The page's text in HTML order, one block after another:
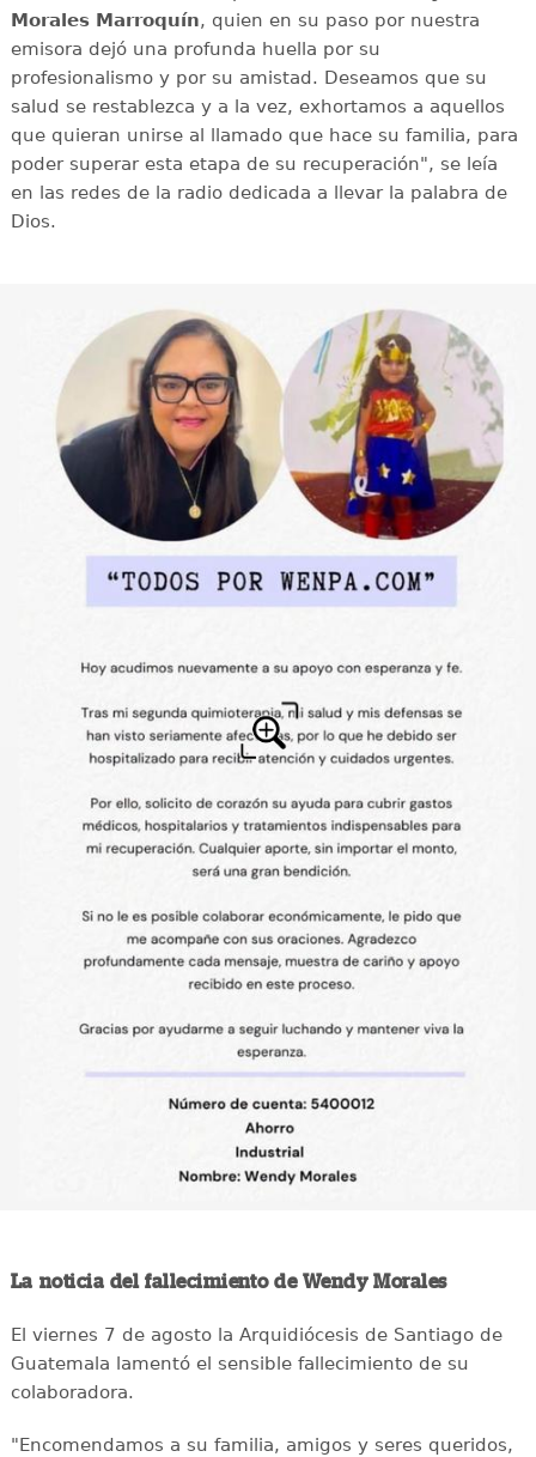
Morales Marroquín, quien en su paso por nuestra
emisora dejó una profunda huella por su
profesionalismo y por su amistad. Deseamos que su
salud se restablezca y a la vez, exhortamos a aquellos
que quieran unirse al llamado que hace su familia, para
poder superar esta etapa de su recuperación", se leía
en las redes de la radio dedicada a llevar la palabra de
Dios.
La noticia del fallecimiento de Wendy Morales
El viernes 7 de agosto la Arquidiócesis de Santiago de
Guatemala lamentó el sensible fallecimiento de su
colaboradora.
"Encomendamos a su familia, amigos y seres queridos,